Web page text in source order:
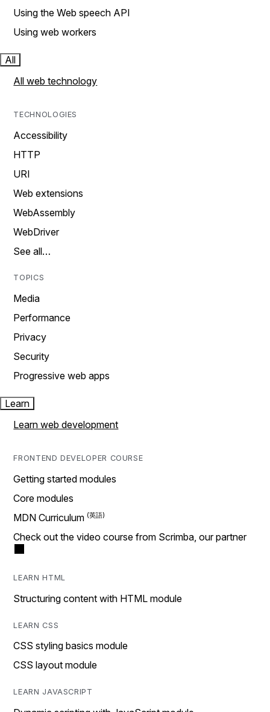
Using the Web speech API
Using web workers
All
All web technology
TECHNOLOGIES
Accessibility
HTTP
URI
Web extensions
WebAssembly
WebDriver
See all…
TOPICS
Media
Performance
Privacy
Security
Progressive web apps
Learn
Learn web development
FRONTEND DEVELOPER COURSE
Getting started modules
Core modules
MDN Curriculum
Check out the video course from Scrimba, our partner
LEARN HTML
Structuring content with HTML module
LEARN CSS
CSS styling basics module
CSS layout module
LEARN JAVASCRIPT